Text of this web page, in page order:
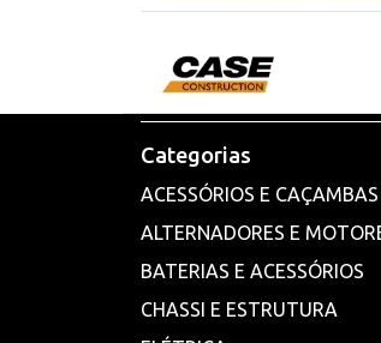
Categorias
ACESSÓRIOS E CAÇAMBAS
ALTERNADORES E
BATERIAS E ACESSÓRIOS
CHASSI E ESTRUTURA